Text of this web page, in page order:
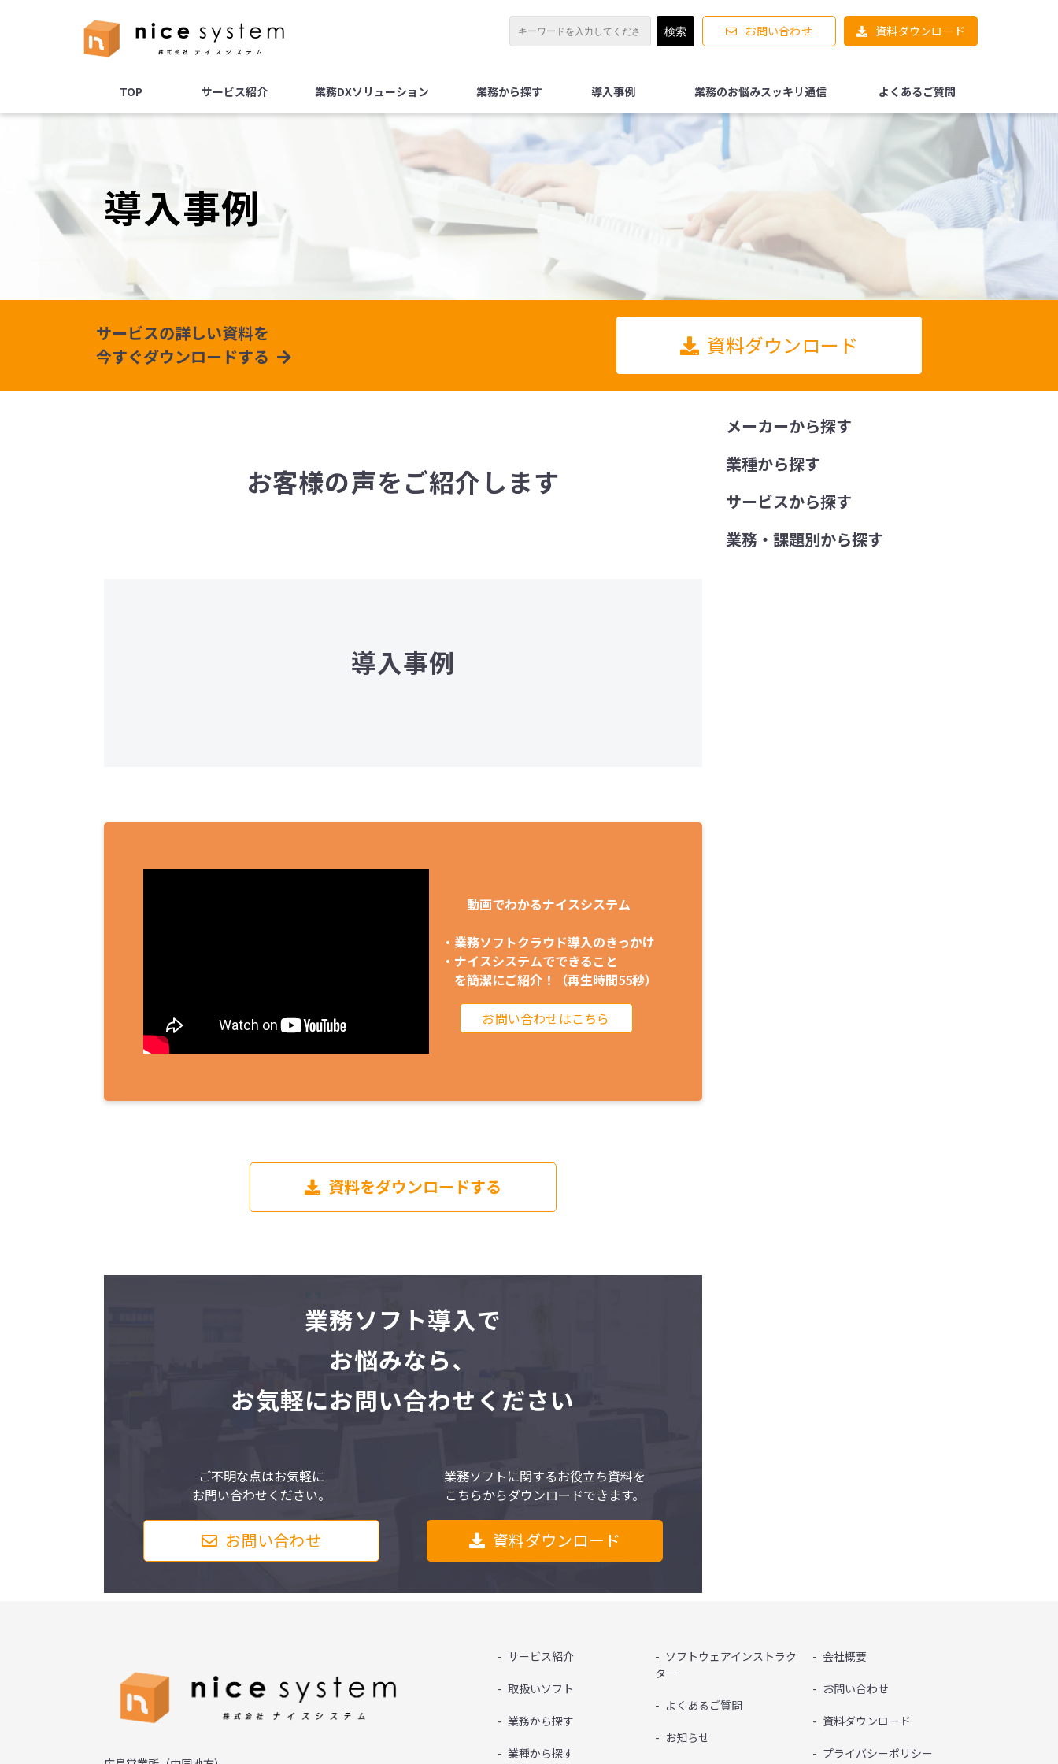
お問い合わせ 資料ダウンロード
TOP サービス紹介 業務DXソリューション 業務から探す 導入事例 業務のお悩みスッキリ通信 よくあるご質問
導入事例
サービスの詳しい資料を
今すぐダウンロードする
資料ダウンロード
お客様の声をご紹介します
導入事例
動画でわかるナイスシステム
・業務ソフトクラウド導入のきっかけ
・ナイスシステムでできること
を簡潔にご紹介！
（再生時間55秒）
お問い合わせはこちら
資料をダウンロードする
業務ソフト導入で
お悩みなら、
お気軽にお問い合わせください
ご不明な点はお気軽に
お問い合わせください。
お問い合わせ
業務ソフトに関するお役立ち資料を
こちらからダウンロードできます。
資料ダウンロード
メーカーから探す
業種から探す
サービスから探す
業務・課題別から探す
サービス紹介
取扱いソフト
業務から探す
業種から探す
ソフトウェアインストラク
タ－
よくあるご質問
お知らせ
会社概要
お問い合わせ
資料ダウンロード
プライバシーポリシー